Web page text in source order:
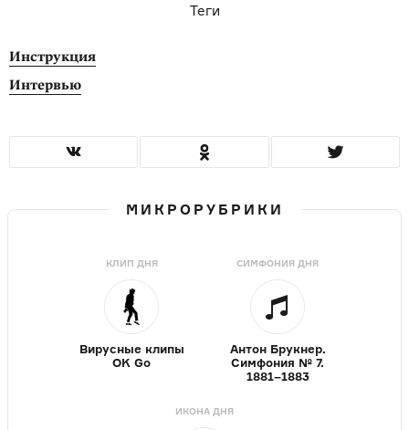
Теги
Инструкция
Интервью
МИКРОРУБРИКИ
КЛИП ДНЯ
Вирусные клипы
OK Go
СИМФОНИЯ ДНЯ
Антон Брукнер.
Симфония № 7.
1881–1883
ИКОНА ДНЯ